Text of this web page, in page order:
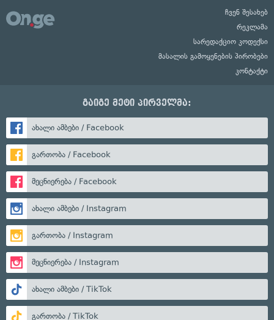
ჩვენ შესახებ
რეკლამა
სარედაქციო კოდექსი
მასალის გამოყენების პირობები
კონტაქტი
გაიგე მეტი პირველმა:
ახალი ამბები / Facebook
გართობა / Facebook
მეცნიერება / Facebook
ახალი ამბები / Instagram
გართობა / Instagram
მეცნიერება / Instagram
ახალი ამბები / TikTok
გართობა / TikTok